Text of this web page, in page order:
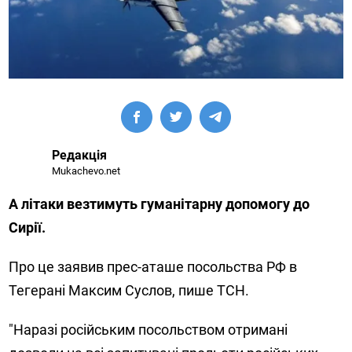
Редакція
Mukachevo.net
А літаки везтимуть гуманітарну допомогу до
Сирії.
Про це заявив прес-аташе посольства РФ в
Тегерані Максим Суслов, пише ТСН.
"Наразі російським посольством отримані